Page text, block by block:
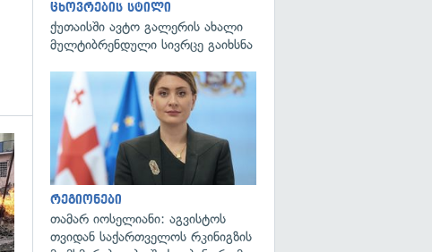
გადახედვა
ცხოვრების სტილი
ქუთაისში ავტო გალერის ახალი
მულტიბრენდული სივრცე გაიხსნა
რეგიონები
თამარ იოსელიანი: აგვისტოს
თვიდან საქართველოს რკინიგზის